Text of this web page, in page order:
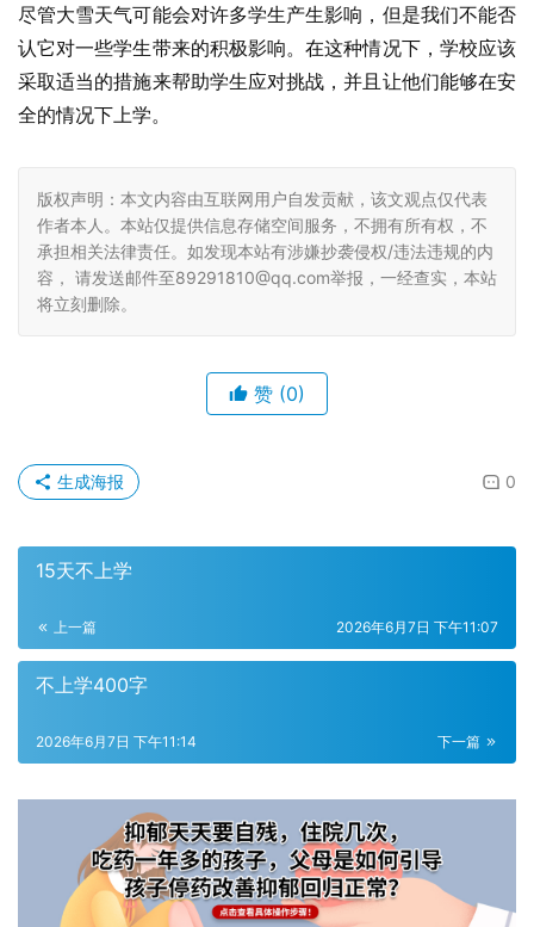
尽管大雪天气可能会对许多学生产生影响，但是我们不能否
认它对一些学生带来的积极影响。在这种情况下，学校应该
采取适当的措施来帮助学生应对挑战，并且让他们能够在安
全的情况下上学。
版权声明：本文内容由互联网用户自发贡献，该文观点仅代表
作者本人。本站仅提供信息存储空间服务，不拥有所有权，不
承担相关法律责任。如发现本站有涉嫌抄袭侵权/违法违规的内
容， 请发送邮件至89291810@qq.com举报，一经查实，本站
将立刻删除。
赞 (0)
0
生成海报
15天不上学
上一篇 2026年6月7日 下午11:07
不上学400字
下一篇
2026年6月7日 下午11:14